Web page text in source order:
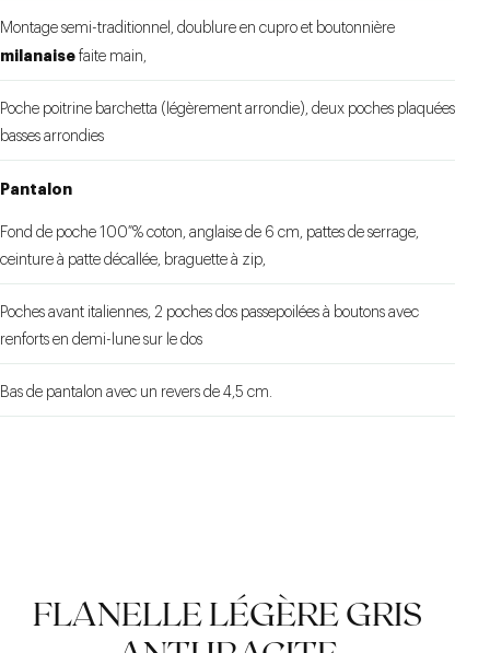
Montage semi-traditionnel, doublure en cupro et boutonnière
milanaise faite main,
Poche poitrine barchetta (légèrement arrondie), deux poches plaquées
basses arrondies
Pantalon
Fond de poche 100 % coton, anglaise de 6 cm, pattes de serrage,
ceinture à patte décallée, braguette à zip,
Poches avant italiennes, 2 poches dos passepoilées à boutons avec
renforts en demi-lune sur le dos
Bas de pantalon avec un revers de 4,5 cm.
FLANELLE LÉGÈRE GRIS